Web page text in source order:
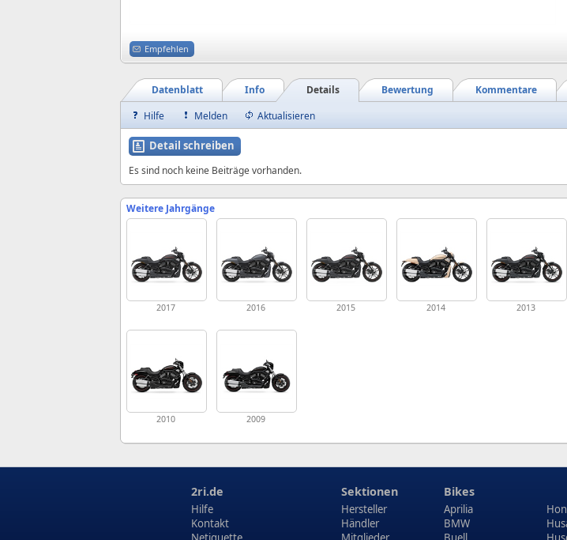
Empfehlen
Kommentare
Bewertung
Details
Info
Datenblatt
Hilfe
Melden Aktualisieren
Detail schreiben
Es sind noch keine Beiträge vorhanden.
Weitere Jahrgänge
2017 2016 2015 2014 2013
2010 2009
2ri.de
Hilfe
Kontakt
Sektionen
Hersteller
Händler
Bikes
Aprilia
BMW